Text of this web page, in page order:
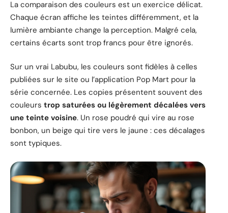
La comparaison des couleurs est un exercice délicat.
Chaque écran affiche les teintes différemment, et la
lumière ambiante change la perception. Malgré cela,
certains écarts sont trop francs pour être ignorés.
Sur un vrai Labubu, les couleurs sont fidèles à celles
publiées sur le site ou l’application Pop Mart pour la
série concernée. Les copies présentent souvent des
couleurs trop saturées ou légèrement décalées vers
une teinte voisine. Un rose poudré qui vire au rose
bonbon, un beige qui tire vers le jaune : ces décalages
sont typiques.